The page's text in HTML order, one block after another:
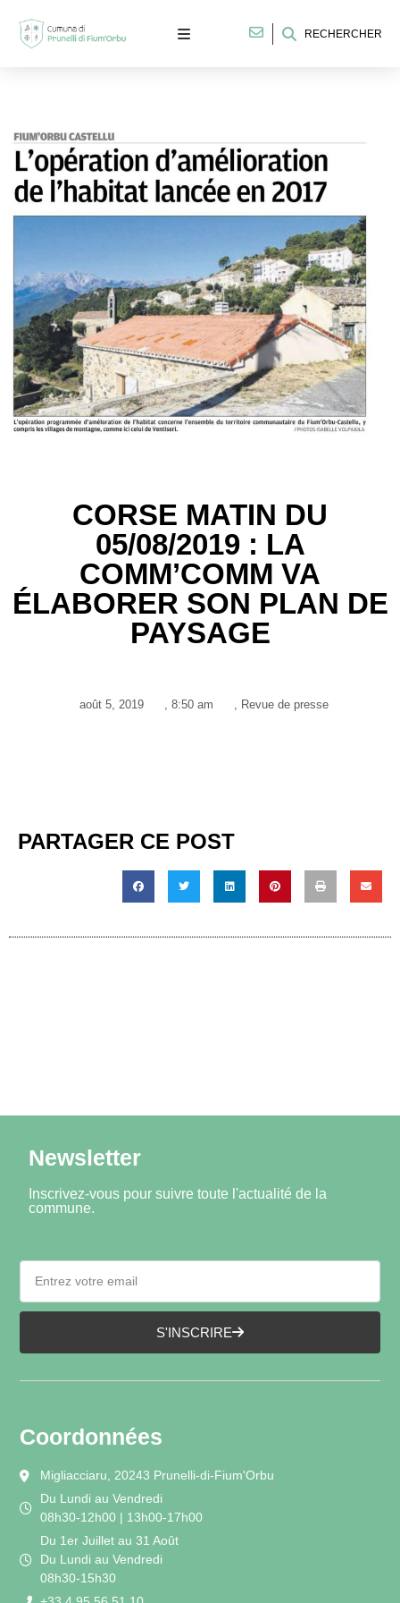
RECHERCHER
CORSE MATIN DU
05/08/2019 : LA
COMM’COMM VA
ÉLABORER SON PLAN DE
PAYSAGE
août 5, 2019 , 8:50 am , Revue de presse
PARTAGER CE POST
Newsletter
Inscrivez-vous pour suivre toute l'actualité de la
commune.
S'INSCRIRE
Coordonnées
Migliacciaru, 20243 Prunelli-di-Fium'Orbu
Du Lundi au Vendredi
08h30-12h00 | 13h00-17h00
Du 1er Juillet au 31 Août
Du Lundi au Vendredi
08h30-15h30